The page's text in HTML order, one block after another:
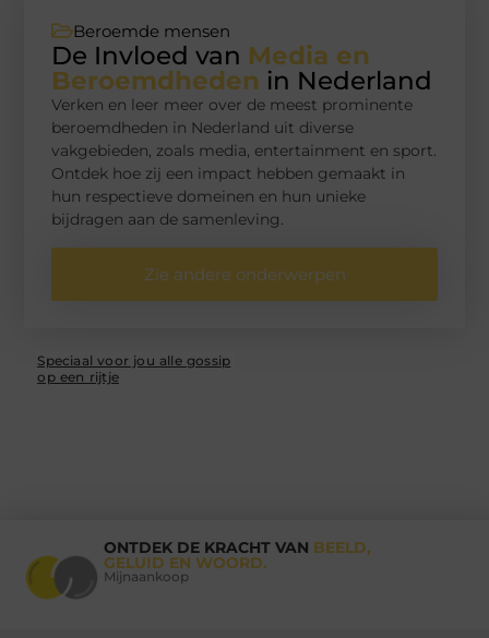
Beroemde mensen
De Invloed van Media en
Beroemdheden in Nederland
Verken en leer meer over de meest prominente
beroemdheden in Nederland uit diverse
vakgebieden, zoals media, entertainment en sport.
Ontdek hoe zij een impact hebben gemaakt in
hun respectieve domeinen en hun unieke
bijdragen aan de samenleving.
Zie andere onderwerpen
Speciaal voor jou alle gossip
op een rijtje
ONTDEK DE KRACHT VAN BEELD,
GELUID EN WOORD.
Mijnaankoop